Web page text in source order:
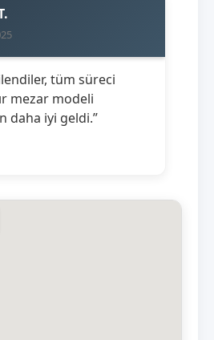
tüm süreci
mezar modeli
daha iyi geldi.”